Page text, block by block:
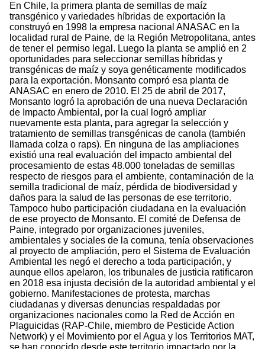
En Chile, la primera planta de semillas de maíz
transgénico y variedades híbridas de exportación la
construyó en 1998 la empresa nacional ANASAC en la
localidad rural de Paine, de la Región Metropolitana, antes
de tener el permiso legal. Luego la planta se amplió en 2
oportunidades para seleccionar semillas híbridas y
transgénicas de maíz y soya genéticamente modificados
para la exportación. Monsanto compró esa planta de
ANASAC en enero de 2010. El 25 de abril de 2017,
Monsanto logró la aprobación de una nueva Declaración
de Impacto Ambiental, por la cual logró ampliar
nuevamente esta planta, para agregar la selección y
tratamiento de semillas transgénicas de canola (también
llamada colza o raps). En ninguna de las ampliaciones
existió una real evaluación del impacto ambiental del
procesamiento de estas 48.000 toneladas de semillas
respecto de riesgos para el ambiente, contaminación de la
semilla tradicional de maíz, pérdida de biodiversidad y
daños para la salud de las personas de ese territorio.
Tampoco hubo participación ciudadana en la evaluación
de ese proyecto de Monsanto. El comité de Defensa de
Paine, integrado por organizaciones juveniles,
ambientales y sociales de la comuna, tenía observaciones
al proyecto de ampliación, pero el Sistema de Evaluación
Ambiental les negó el derecho a toda participación, y
aunque ellos apelaron, los tribunales de justicia ratificaron
en 2018 esa injusta decisión de la autoridad ambiental y el
gobierno. Manifestaciones de protesta, marchas
ciudadanas y diversas denuncias respaldadas por
organizaciones nacionales como la Red de Acción en
Plaguicidas (RAP-Chile, miembro de Pesticide Action
Network) y el Movimiento por el Agua y los Territorios MAT,